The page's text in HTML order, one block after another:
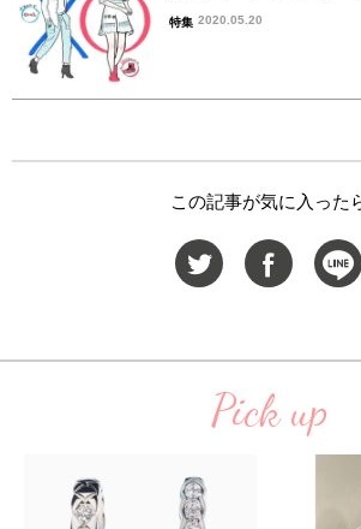
特集 2020.05.20
この記事が気に入った
Pick up